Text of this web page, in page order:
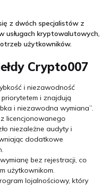
z dwóch specjalistów z
usługach kryptowalutowych,
użytkowników.
Crypto007
i niezawodność
i znajdują
i niezawodna wymiana”.
licencjonowanego
niezależne audyty i
dodatkowe
bez rejestracji, co
użytkownikom.
lojalnościowy, który